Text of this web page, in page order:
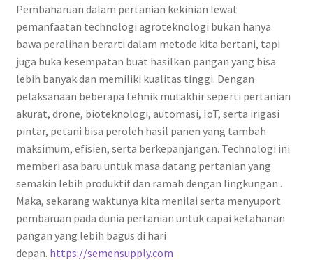
Pembaharuan dalam pertanian kekinian lewat
pemanfaatan technologi agroteknologi bukan hanya
bawa peralihan berarti dalam metode kita bertani, tapi
juga buka kesempatan buat hasilkan pangan yang bisa
lebih banyak dan memiliki kualitas tinggi. Dengan
pelaksanaan beberapa tehnik mutakhir seperti pertanian
akurat, drone, bioteknologi, automasi, IoT, serta irigasi
pintar, petani bisa peroleh hasil panen yang tambah
maksimum, efisien, serta berkepanjangan. Technologi ini
memberi asa baru untuk masa datang pertanian yang
semakin lebih produktif dan ramah dengan lingkungan .
Maka, sekarang waktunya kita menilai serta menyuport
pembaruan pada dunia pertanian untuk capai ketahanan
pangan yang lebih bagus di hari
depan. https://semensupply.com